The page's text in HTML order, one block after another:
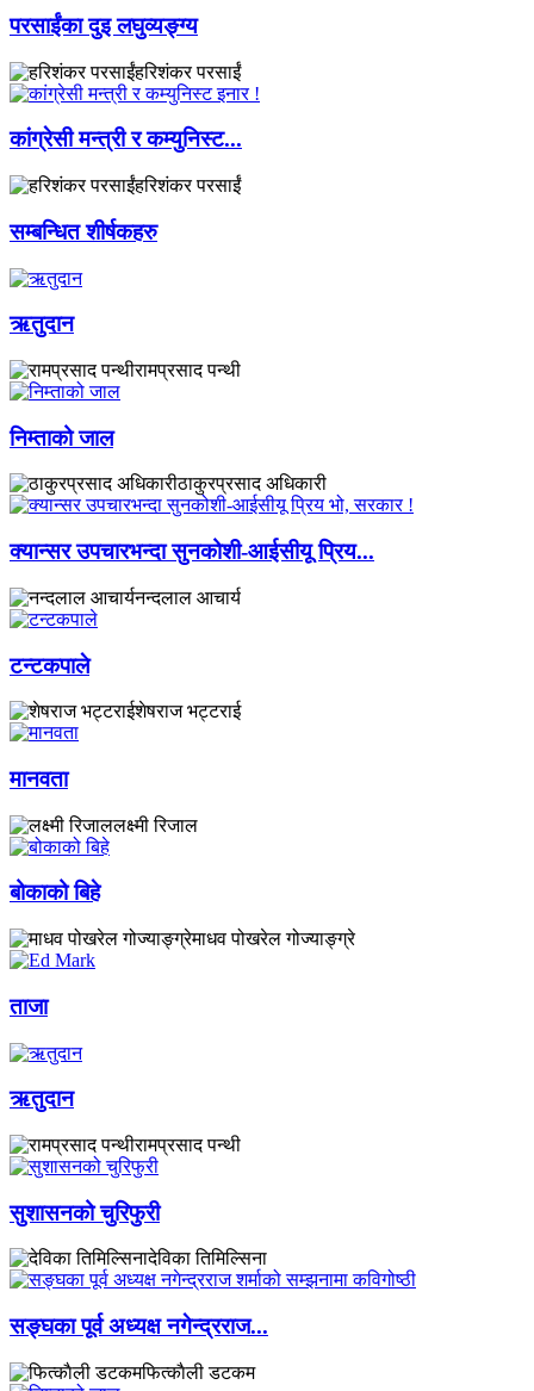
परसाईंका दुइ लघुव्यङ्ग्य
हरिशंकर परसाईं
कांग्रेसी मन्त्री र कम्युनिस्ट...
हरिशंकर परसाईं
सम्बन्धित शीर्षकहरु
ऋतुदान
रामप्रसाद पन्थी
निम्ताको जाल
ठाकुरप्रसाद अधिकारी
​क्यान्सर उपचारभन्दा सुनकोशी-आईसीयू प्रिय...
नन्दलाल आचार्य
टन्टकपाले
शेषराज भट्टराई
मानवता
लक्ष्मी रिजाल
बोकाको बिहे
माधव पोखरेल गोज्याङ्ग्रे
ताजा
ऋतुदान
रामप्रसाद पन्थी
सुशासनको चुरिफुरी
देविका तिमिल्सिना
सङ्घका पूर्व अध्यक्ष नगेन्द्रराज...
फित्काैली डटकम